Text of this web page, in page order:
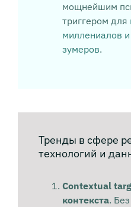
мощнейшим
триггером для
миллениалов
зумеров.
Тренды в сфере
технологий и
Сontextual
контекста.